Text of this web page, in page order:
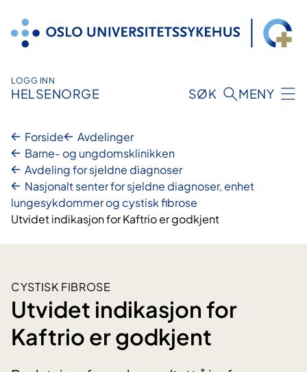
innhold
LOGG INN
HELSENORGE SØK MENY
Forside
Avdelinger
Barne- og ungdomsklinikken
Avdeling for sjeldne diagnoser
Nasjonalt senter for sjeldne diagnoser, enhet
lungesykdommer og cystisk fibrose
Utvidet indikasjon for Kaftrio er godkjent
CYSTISK FIBROSE
Utvidet indikasjon for
Kaftrio er godkjent